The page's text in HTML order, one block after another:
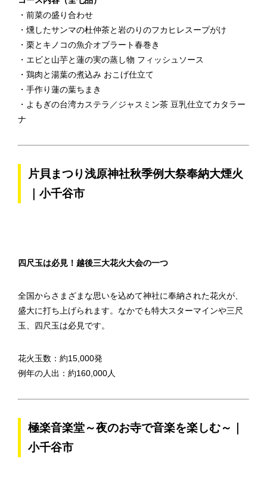
・前菜の盛り合わせ
・燻したサンマの杜仲茶と岩のりのフカヒレスープがけ
・栗とキノコの魚介オブラート春巻き
・エビと山芋と蓮の実の蒸し物 フィッシュソース
・鶏肉と湯葉の煮込み おこげ仕立て
・手作り蓮の葉ちまき
・よもぎの台湾カステラ／ジャスミン茶 豆乳仕立てカタラー
ナ
片貝まつり浅原神社秋季例大祭奉納大煙火
｜小千谷市
四尺玉は必見！越後三大花火大会の一つ
全国からさまざまな思いを込めて神社に奉納された花火が、
盛大に打ち上げられます。なかでも特大スターマインや三尺
玉、四尺玉は必見です。
花火玉数：約15,000発
例年の人出：約160,000人
極楽音楽堂～夜のお寺で音楽を楽しむ～｜
小千谷市